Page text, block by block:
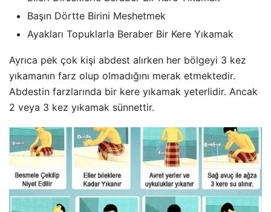
Başın Dörtte Birini Meshetmek
Ayakları Topuklarla Beraber Bir Kere Yıkamak
Ayrıca pek çok kişi abdest alırken her bölgeyi 3 kez
yıkamanın farz olup olmadığını merak etmektedir.
Abdestin farzlarında bir kere yıkamak yeterlidir. Ancak
2 veya 3 kez yıkamak sünnettir.